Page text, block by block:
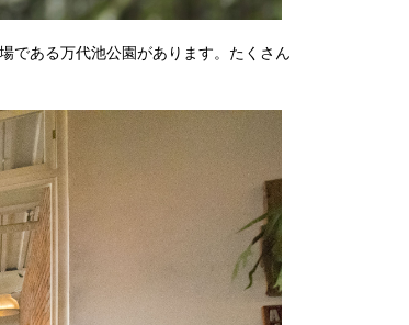
である万代池公園があります。たくさん